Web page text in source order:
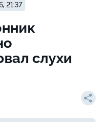
21:37
слухи